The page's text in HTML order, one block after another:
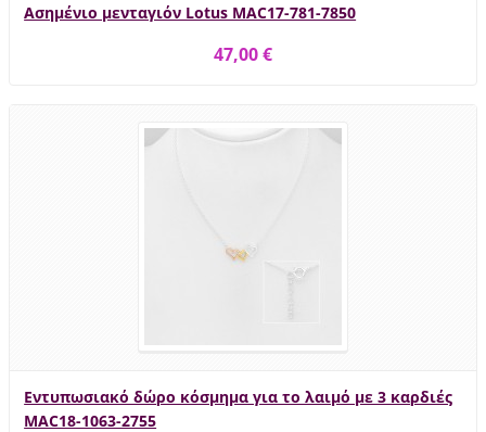
Ασημένιο μενταγιόν Lotus MAC17-781-7850
47,00 €
Εντυπωσιακό δώρο κόσμημα για το λαιμό με 3 καρδιές
MAC18-1063-2755